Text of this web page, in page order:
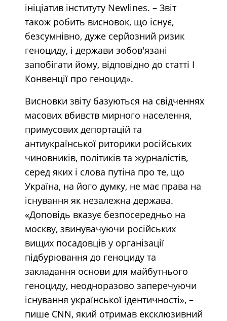
ініціатив інституту Newlines. – Звіт
також робить висновок, що існує,
безсумнівно, дуже серйозний ризик
геноциду, і держави зобов'язані
запобігати йому, відповідно до статті I
Конвенції про геноцид».
Висновки звіту базуються на свідченнях
масових вбивств мирного населення,
примусових депортацій та
антиукраїнської риторики російських
чиновників, політиків та журналістів,
серед яких і слова путіна про те, що
Україна, на його думку, не має права на
існування як незалежна держава.
«Доповідь вказує безпосередньо на
москву, звинувачуючи російських
вищих посадовців у організації
підбурювання до геноциду та
закладання основи для майбутнього
геноциду, неодноразово заперечуючи
існування української ідентичності», –
пише CNN, який отримав ексклюзивний